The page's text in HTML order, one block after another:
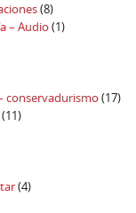
(8)
– Audio (1)
conservadurismo (17)
(11)
(4)